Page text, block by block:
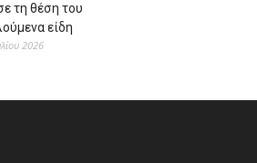
τη θέση του
είδη
2026